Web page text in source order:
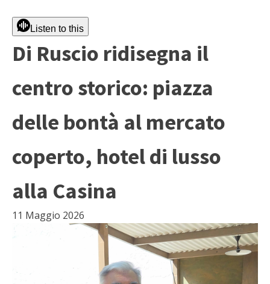
Listen to this
Di Ruscio ridisegna il
centro storico: piazza
delle bontà al mercato
coperto, hotel di lusso
alla Casina
11 Maggio 2026